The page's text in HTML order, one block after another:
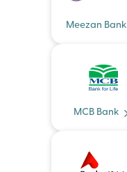
Meezan Bank
MCB Bank